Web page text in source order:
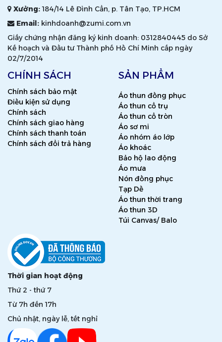
Xưởng:184/14 Lê Đình Cẩn, p. Tân Tạo, TP.HCM
Email: kinhdoanh@zumi.com.vn
Giấy chứng nhận đăng ký kinh doanh: 0312840445 do Sở
Kế hoạch và Đầu tư Thành phố Hồ Chí Minh cấp ngày
02/7/2014
CHÍNH SÁCH
Chính sách bảo mật
Điều kiện sử dụng
Chính sách
Chính sách giao hàng
Chính sách thanh toán
Chính sách đổi trả hàng
SẢN PHẨM
Áo thun đồng phục
Áo thun cổ trụ
Áo thun cổ tròn
Áo sơ mi
Áo nhóm áo lớp
Áo khoác
Bảo hộ lao động
Áo mưa
Nón đồng phục
Tạp Dề
Áo thun thời trang
Áo thun 3D
Túi Canvas/ Balo
Thời gian hoạt động
Thứ 2 - thứ 7
Từ 7h đến 17h
Chủ nhật, ngày lễ, tết nghỉ